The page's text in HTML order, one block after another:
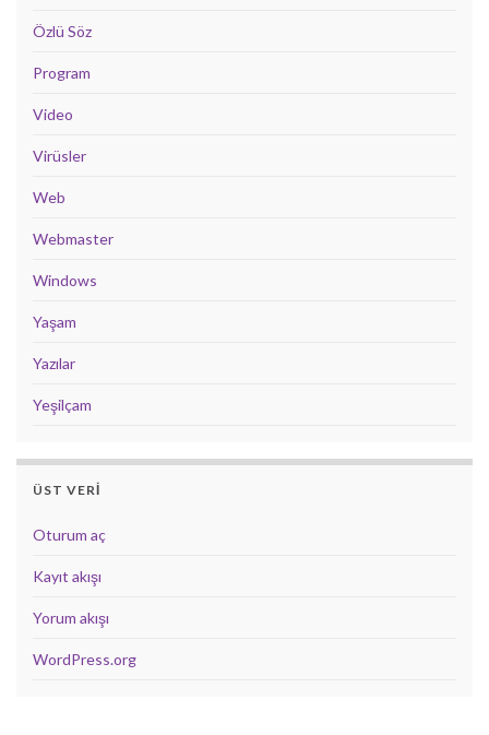
Özlü Söz
Program
Video
Virüsler
Web
Webmaster
Windows
Yaşam
Yazılar
Yeşilçam
ÜST VERI
Oturum aç
Kayıt akışı
Yorum akışı
WordPress.org